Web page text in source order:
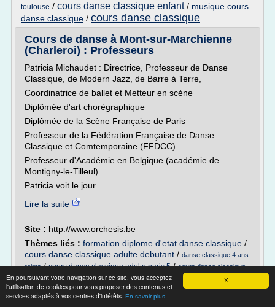
X
En poursuivant votre navigation sur ce site, vous acceptez
l'utilisation de cookies pour vous proposer des contenus et
services adaptés à vos centres d'intérêts. En savoir plus
toulouse / cours danse classique enfant/ musique cours
danse classique / cours danse classique
Cours de danse à Mont-sur-Marchienne
(Charleroi) : Professeurs
Patricia Michaudet : Directrice, Professeur de Danse
Classique, de Modern Jazz, de Barre à Terre,
Coordinatrice de ballet et Metteur en scène
Diplômée d'art chorégraphique
Diplômée de la Scène Française de Paris
Professeur de la Fédération Française de Danse
Classique et Comtemporaine (FFDCC)
Professeur d'Académie en Belgique (académie de
Montigny-le-Tilleul)
Patricia voit le jour...
Lire la suite
Site : http://www.orchesis.be
Thèmes liés : formation diplome d'etat danse classique /
cours danse classique adulte debutant / danse classique 4 ans
reims/cours danse classique adulte paris 5/cours danse classique
adulte paris 17
Présentation & professeurs — Cours de